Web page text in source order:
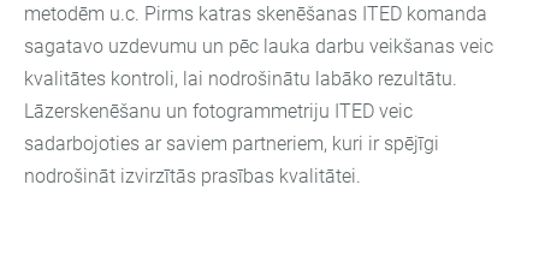
metodēm u.c. Pirms katras skenēšanas ITED komanda
sagatavo uzdevumu un pēc lauka darbu veikšanas veic
kvalitātes kontroli, lai nodrošinātu labāko rezultātu.
Lāzerskenēšanu un fotogrammetriju ITED veic
sadarbojoties ar saviem partneriem, kuri ir spējīgi
nodrošināt izvirzītās prasības kvalitātei.